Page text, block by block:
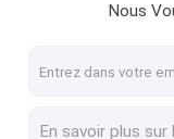
aluminium de
ALUMINIUM
Nous